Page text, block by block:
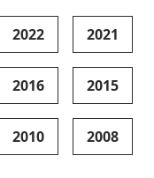
2022 2021
2016 2015
2010 2008